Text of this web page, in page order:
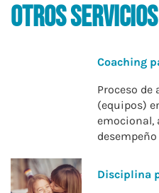
otros servicios
Coaching
Proceso
(equipos)
emocional,
Disciplina